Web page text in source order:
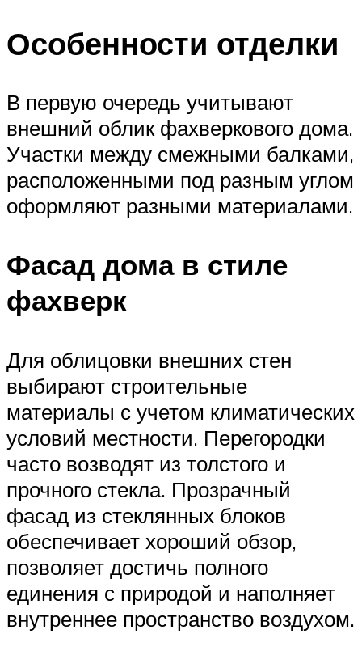
Особенности отделки
В первую очередь учитывают
внешний облик фахверкового дома.
Участки между смежными балками,
расположенными под разным углом
оформляют разными материалами.
Фасад дома в стиле
фахверк
Для облицовки внешних стен
выбирают строительные
материалы с учетом климатических
условий местности. Перегородки
часто возводят из толстого и
прочного стекла. Прозрачный
фасад из стеклянных блоков
обеспечивает хороший обзор,
позволяет достичь полного
единения с природой и наполняет
внутреннее пространство воздухом.